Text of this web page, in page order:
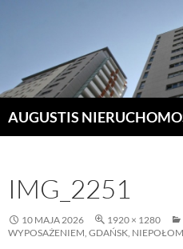
AUGUSTIS
IMG_2251
10 MAJA 2026 1920 × 1280
WYPOSAŻENIEM, GDAŃSK,